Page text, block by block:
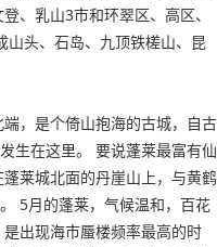
、乳山3市和环翠区、高区、
山头、石岛、九顶铁槎山、昆
，是个倚山抱海的古城，自古
生在这里。 要说蓬莱最富有仙
莱城北面的丹崖山上，与黄鹤
5月的蓬莱，气候温和，百花
出现海市蜃楼频率最高的时